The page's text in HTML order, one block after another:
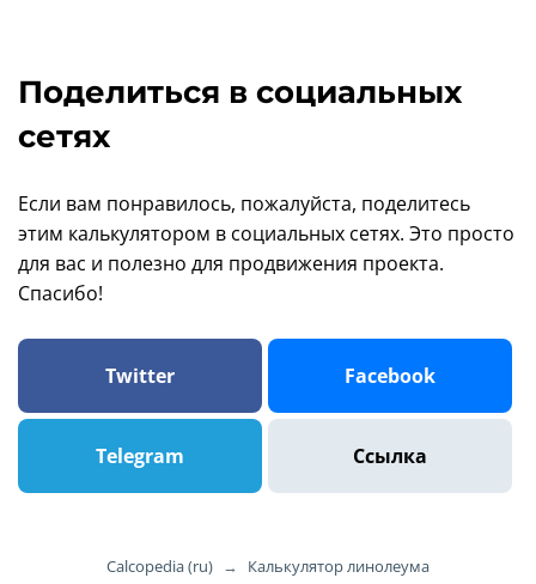
Поделиться в социальных
сетях
Если вам понравилось, пожалуйста, поделитесь
этим калькулятором в социальных сетях. Это просто
для вас и полезно для продвижения проекта.
Спасибо!
Twitter Facebook
Telegram Ссылка
Calcopedia (ru) → Калькулятор линолеума